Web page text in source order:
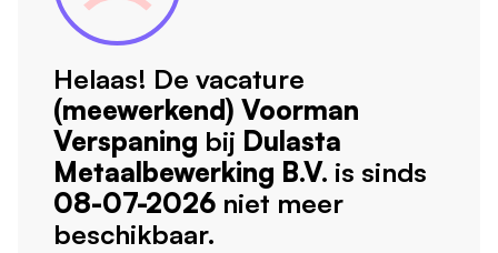
Helaas! De vacature
(meewerkend) Voorman
Verspaning bij Dulasta
Metaalbewerking B.V. is sinds
08-07-2026 niet meer
beschikbaar.